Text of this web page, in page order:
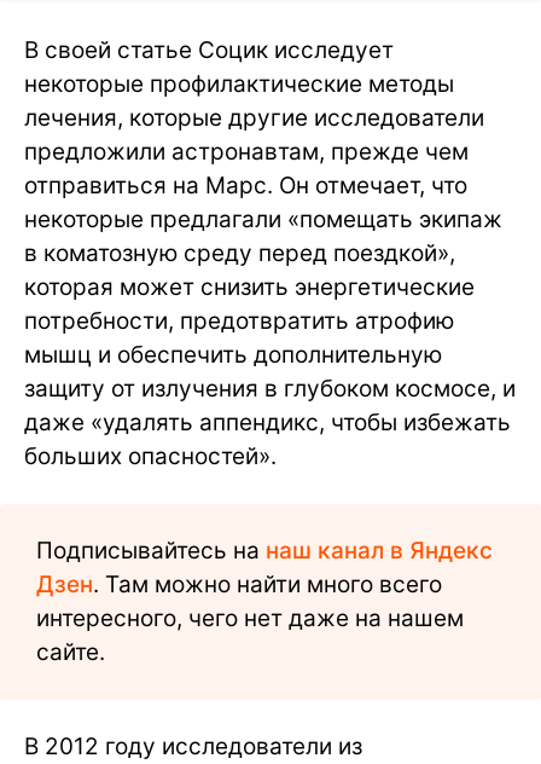
В своей статье Социк исследует
некоторые профилактические методы
лечения, которые другие исследователи
предложили астронавтам, прежде чем
отправиться на Марс. Он отмечает, что
некоторые предлагали «помещать экипаж
в коматозную среду перед поездкой»,
которая может снизить энергетические
потребности, предотвратить атрофию
мышц и обеспечить дополнительную
защиту от излучения в глубоком космосе, и
даже «удалять аппендикс, чтобы избежать
больших опасностей».
Подписывайтесь на наш канал в Яндекс
Дзен. Там можно найти много всего
интересного, чего нет даже на нашем
сайте.
В 2012 году исследователи из